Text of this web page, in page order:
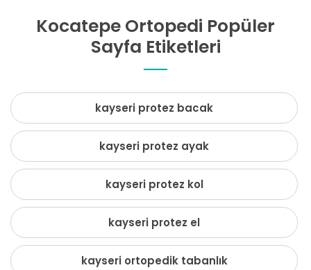
Kocatepe Ortopedi Popüler
Sayfa Etiketleri
kayseri protez bacak
kayseri protez ayak
kayseri protez kol
kayseri protez el
kayseri ortopedik tabanlık